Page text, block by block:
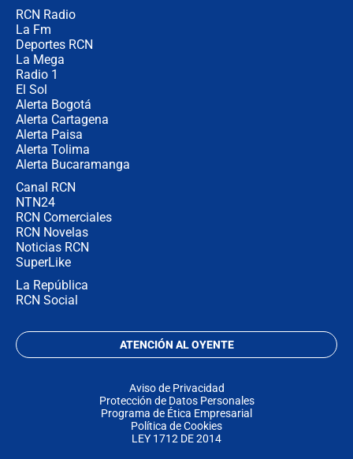
RCN Radio
La Fm
Deportes RCN
La Mega
Radio 1
El Sol
Alerta Bogotá
Alerta Cartagena
Alerta Paisa
Alerta Tolima
Alerta Bucaramanga
Canal RCN
NTN24
RCN Comerciales
RCN Novelas
Noticias RCN
SuperLike
La República
RCN Social
ATENCIÓN AL OYENTE
Aviso de Privacidad
Protección de Datos Personales
Programa de Ética Empresarial
Política de Cookies
LEY 1712 DE 2014